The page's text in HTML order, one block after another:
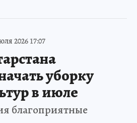
2026 17:07
уборку
в июле
благоприятные